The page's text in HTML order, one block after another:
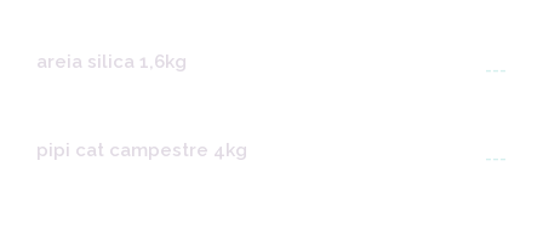
areia silica 1,6kg ---
pipi cat campestre 4kg ---